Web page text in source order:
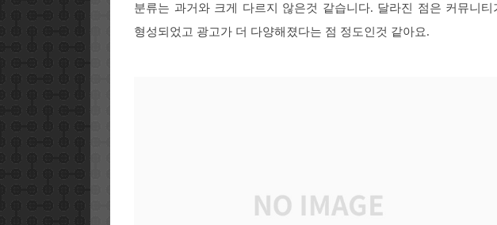
분류는 과거와 크게 다르지 않은것 같습니다. 달라진 점은 커뮤니티
형성되었고 광고가 더 다양해졌다는 점 정도인것 같아요.